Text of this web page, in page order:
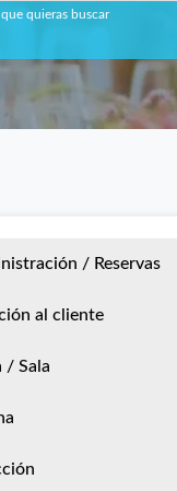
quieras buscar
/ Reservas
al cliente
/ Sala